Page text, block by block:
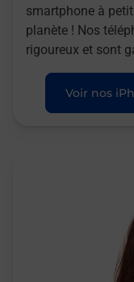
smartphone à
planète ! Nos
rigoureux et sont
Voir nos